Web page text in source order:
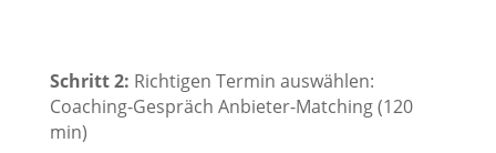
Schritt 2: Richtigen Termin auswählen:
Coaching-Gespräch Anbieter-Matching (120
min)